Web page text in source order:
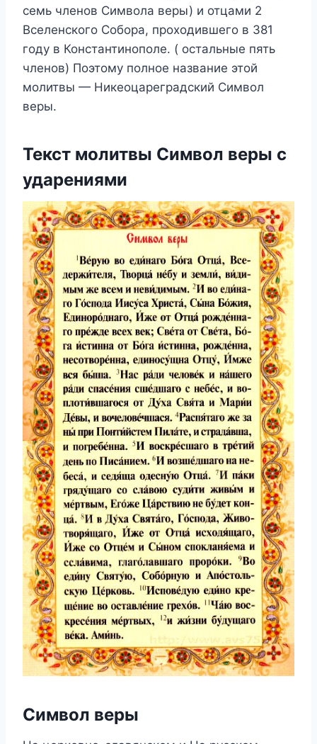
семь членов Символа веры) и отцами 2
Вселенского Собора, проходившего в 381
году в Константинополе. ( остальные пять
членов) Поэтому полное название этой
молитвы — Никеоцареградский Символ
веры.
Текст молитвы Символ веры с
ударениями
Символ веры